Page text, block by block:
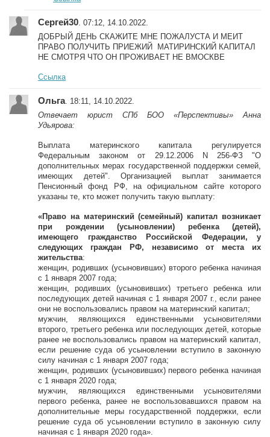
Сергей30 . 07:12, 14.10.2022.
ДОБРЫЙ ДЕНЬ СКАЖИТЕ МНЕ ПОЖАЛУСТА И МЕИТ
ПРАВО ПОЛУЧИТЬ ПРИЕЖИЙ МАТИРИНСКИЙ КАПИТАЛ
НЕ СМОТРЯ ЧТО ОН ПРОЖИВАЕТ НЕ ВМОСКВЕ
Ссылка
Ольга. 18:11, 14.10.2022.
Отвечает юрист СПб БОО «Перспективы» Анна
Удьярова:
Выплата материнского капитала регулируется
Федеральным законом от 29.12.2006 N 256-ФЗ "О
дополнительных мерах государственной поддержки семей,
имеющих детей". Организацией выплат занимается
Пенсионный фонд РФ, на официальном сайте которого
указаны те, кто может получить такую выплату:
«Право на материнский (семейный) капитал возникает
при рождении (усыновлении) ребенка (детей),
имеющего гражданство Российской Федерации, у
следующих граждан РФ, независимо от места их
жительства:
женщин, родивших (усыновивших) второго ребенка начиная
с 1 января 2007 года;
женщин, родивших (усыновивших) третьего ребенка или
последующих детей начиная с 1 января 2007 г., если ранее
они не воспользовались правом на материнский капитал;
мужчин, являющихся единственными усыновителями
второго, третьего ребенка или последующих детей, которые
ранее не воспользовались правом на материнский капитал,
если решение суда об усыновлении вступило в законную
силу начиная с 1 января 2007 года;
женщин, родивших (усыновивших) первого ребенка начиная
с 1 января 2020 года;
мужчин, являющихся единственными усыновителями
первого ребенка, ранее не воспользовавшихся правом на
дополнительные меры государственной поддержки, если
решение суда об усыновлении вступило в законную силу
начиная с 1 января 2020 года».